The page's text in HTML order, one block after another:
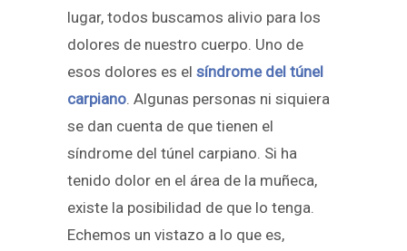
lugar, todos buscamos alivio para los
dolores de nuestro cuerpo. Uno de
esos dolores es el síndrome del túnel
carpiano. Algunas personas ni siquiera
se dan cuenta de que tienen el
síndrome del túnel carpiano. Si ha
tenido dolor en el área de la muñeca,
existe la posibilidad de que lo tenga.
Echemos un vistazo a lo que es,